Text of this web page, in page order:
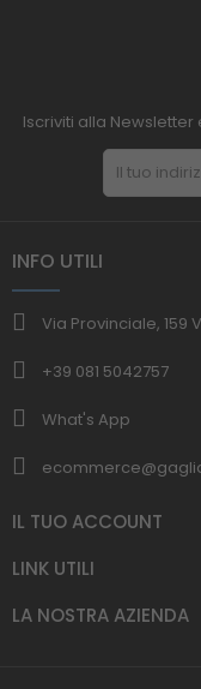
Iscriviti alla
INFO UTILI
Via Provinciale, 159
+39 081 5042757
What's App
IL TUO ACCOUNT
LINK UTILI
LA NOSTRA AZIENDA